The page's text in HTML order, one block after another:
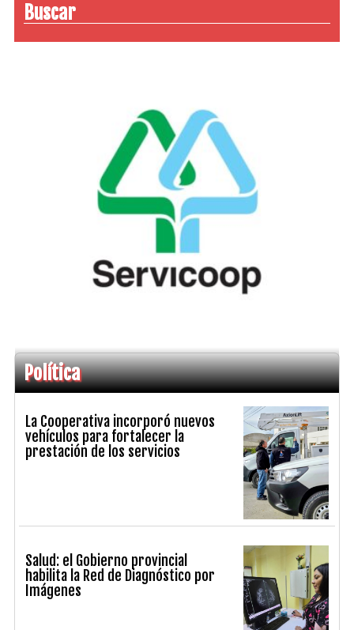
Buscar
Política
La Cooperativa incorporó nuevos
vehículos para fortalecer la
prestación de los servicios
Salud: el Gobierno provincial
habilita la Red de Diagnóstico por
Imágenes